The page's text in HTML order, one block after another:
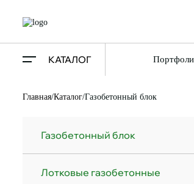
КАТАЛОГ
Главная/Каталог/Газобетонный блок
Газобетонный блок
Лотковые газобетонные